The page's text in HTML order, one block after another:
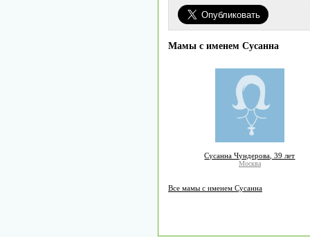
Мамы с именем Сусанна
Сусанна Чундерова, 39 лет
Москва
Все мамы с именем Сусанна